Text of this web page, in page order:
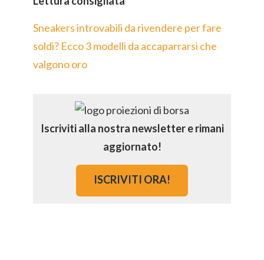
Sneakers introvabili da rivendere per fare
soldi? Ecco 3 modelli da accaparrarsi che
valgono oro
Iscriviti alla nostra newsletter e rimani
aggiornato!
ISCRIVITI ORA!